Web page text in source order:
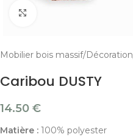
Mobilier bois massif Décoration
Caribou DUSTY
14.50 €
Matière : 100% polyester